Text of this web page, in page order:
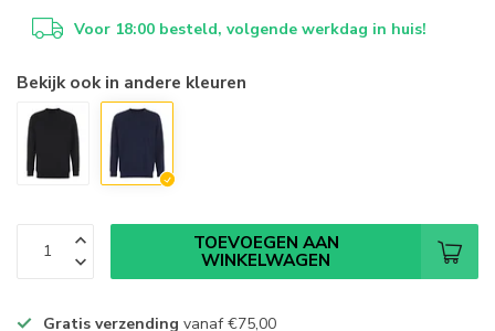
Voor 18:00 besteld, volgende werkdag in huis!
Bekijk ook in andere kleuren
TOEVOEGEN AAN
WINKELWAGEN
Gratis verzending vanaf€75,00